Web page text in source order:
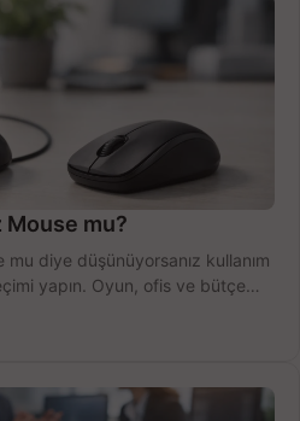
Mouse mu?
diye düşünüyorsanız kullanım
yapın. Oyun, ofis ve bütçe